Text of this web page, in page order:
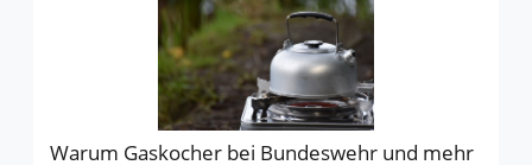
Warum Gaskocher bei Bundeswehr und mehr